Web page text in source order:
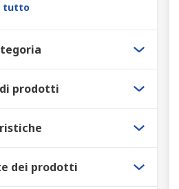
tutto
prodotti
dei prodotti